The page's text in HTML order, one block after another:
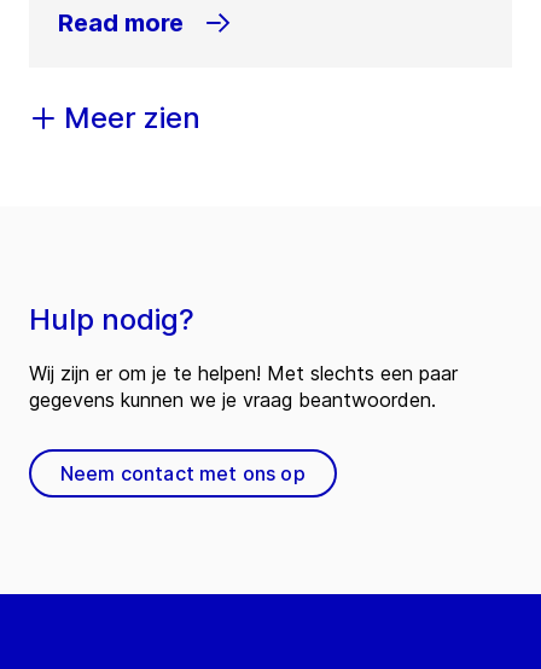
Read more
Meer zien
Hulp nodig?
Wij zijn er om je te helpen! Met slechts een paar
gegevens kunnen we je vraag beantwoorden.
Neem contact met ons op